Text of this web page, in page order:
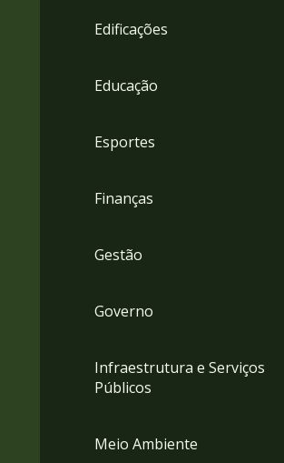
Edificações
Educação
Esportes
Finanças
Gestão
Governo
Infraestrutura e Serviços
Públicos
Meio Ambiente